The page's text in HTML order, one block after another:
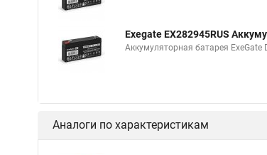
Exegate EX282945RUS
Аккумуляторная батарея
Аналоги по характеристикам